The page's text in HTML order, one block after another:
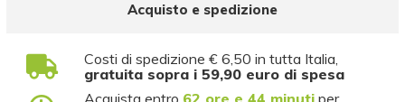
Acquisto e spedizione
Costi di spedizione € 6,50 in tutta Italia,
gratuita sopra i 59,90 euro di spesa
Acquista entro 62 ore e 44 minuti per